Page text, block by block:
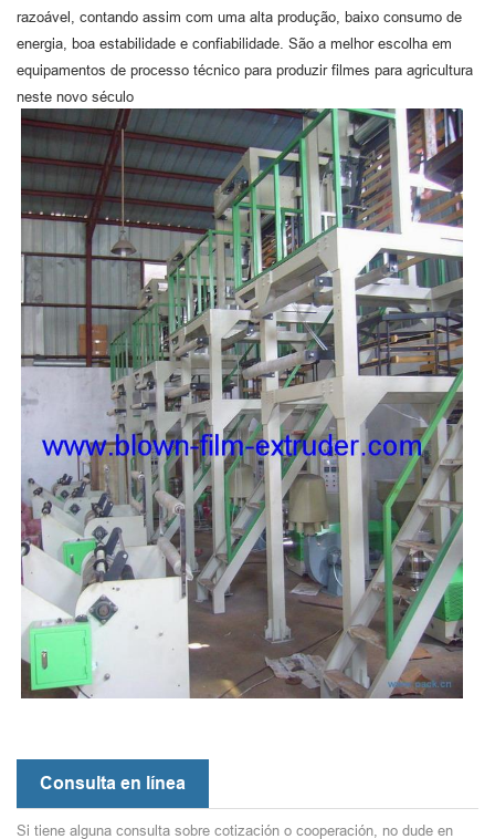
razoável, contando assim com uma alta produção, baixo consumo de
energia, boa estabilidade e confiabilidade. São a melhor escolha em
equipamentos de processo técnico para produzir filmes para agricultura
neste novo século
Consulta en línea
Si tiene alguna consulta sobre cotización o cooperación, no dude en